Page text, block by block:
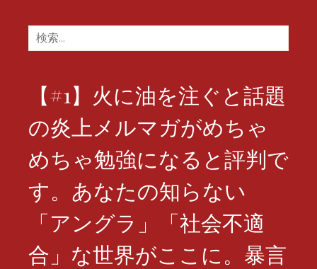
検
索:
【#1】火に油を注ぐと話題
の炎上メルマガがめちゃ
めちゃ勉強になると評判で
す。あなたの知らない
「アングラ」「社会不適
合」な世界がここに。暴言